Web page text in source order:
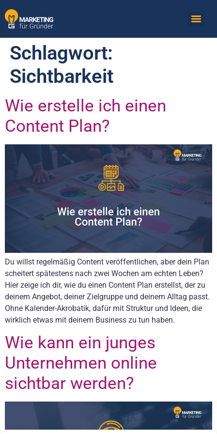
Schlagwort:
Sichtbarkeit
Wie erstelle ich einen
Content Plan?
Du willst regelmäßig Content veröffentlichen, aber dein Plan
scheitert spätestens nach zwei Wochen am echten Leben?
Hier zeige ich dir, wie du einen Content Plan erstellst, der zu
deinem Angebot, deiner Zielgruppe und deinem Alltag passt.
Ohne Kalender-Akrobatik, dafür mit Struktur und Ideen, die
wirklich etwas mit deinem Business zu tun haben.
Wie kann ein junges
Unternehmen online
sichtbar werden?